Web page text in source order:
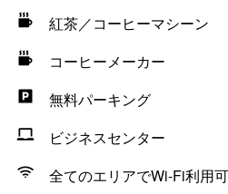
紅茶／コーヒーマシーン
コーヒーメーカー
無料パーキング
ビジネスセンター
全てのエリアでWi-Fi利用可